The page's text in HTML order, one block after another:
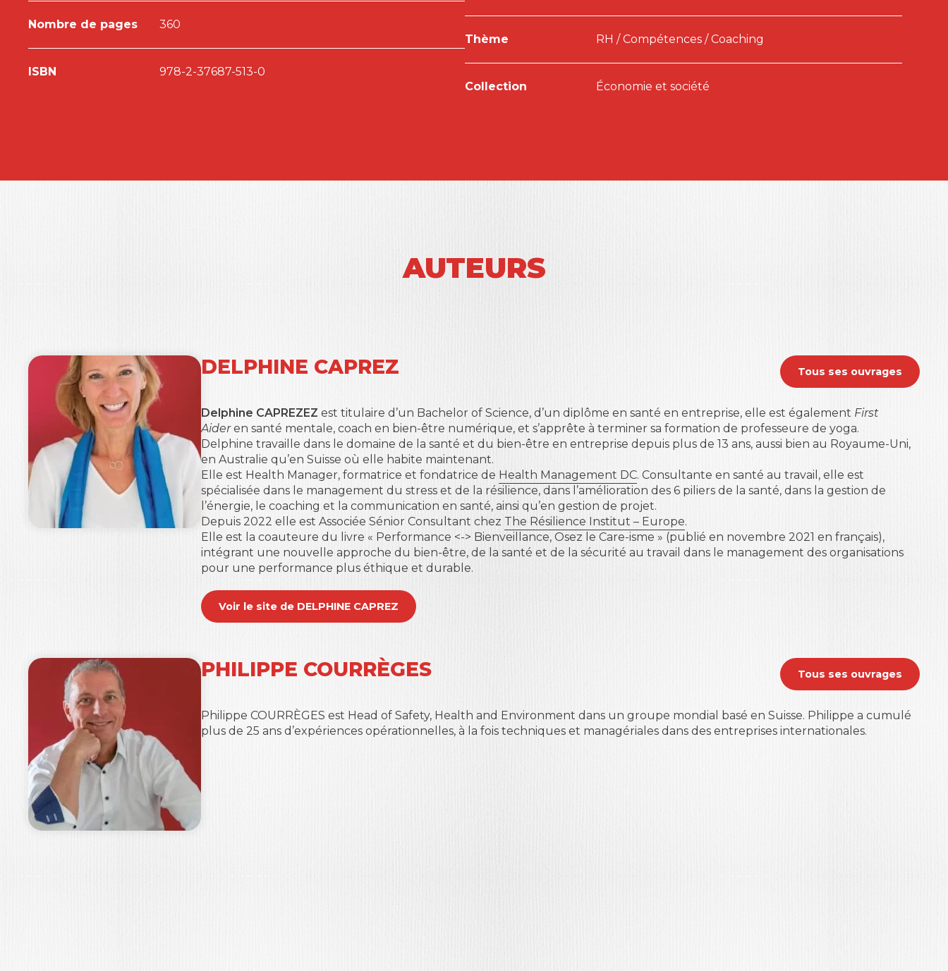
Nombre de pages 360
ISBN 978-2-37687-513-0
Thème RH / Compétences / Coaching
Collection Économie et société
AUTEURS
DELPHINE CAPREZ Tous ses ouvrages
Delphine CAPREZ EZ est titulaire d’un Bachelor of Science, d’un diplôme en santé en entreprise, elle est également First
Aideren santé mentale, coach en bien-être numérique, et s’apprête à terminer sa formation de professeure de yoga.
Delphine travaille dans le domaine de la santé et du bien-être en entreprise depuis plus de 13 ans, aussi bien au Royaume-Uni,
en Australie qu’en Suisse où elle habite maintenant.
Elle est Health Manager, formatrice et fondatrice de Health Management DC. Consultante en santé au travail, elle est
spécialisée dans le management du stress et de la résilience, dans l’amélioration des 6 piliers de la santé, dans la gestion de
l’énergie, le coaching et la communication en santé, ainsi qu’en gestion de projet.
Depuis 2022 elle est Associée Sénior Consultant chez The Résilience Institut – Europe.
Elle est la coauteure du livre « Performance <-> Bienveillance, Osez le Care-isme » (publié en novembre 2021 en français),
intégrant une nouvelle approche du bien-être, de la santé et de la sécurité au travail dans le management des organisations
pour une performance plus éthique et durable.
Voir le site de DELPHINE CAPREZ
PHILIPPE COURRÈGES Tous ses ouvrages
Philippe COURRÈGES est Head of Safety, Health and Environment dans un groupe mondial basé en Suisse. Philippe a cumulé
plus de 25 ans d’expériences opérationnelles, à la fois techniques et managériales dans des entreprises internationales.